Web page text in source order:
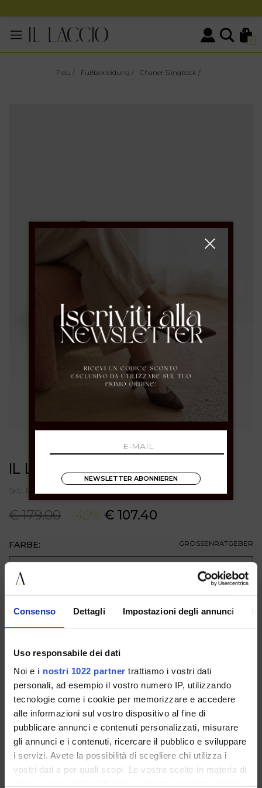
Consenso Dettagli Impostazioni degli annunci
Uso responsabile dei dati
Noi e i nostri 1022 partner trattiamo i vostri dati
personali, ad esempio il vostro numero IP, utilizzando
tecnologie come i cookie per memorizzare e accedere
alle informazioni sul vostro dispositivo al fine di
pubblicare annunci e contenuti personalizzati, misurare
gli annunci e i contenuti, ricercare il pubblico e sviluppare
i servizi. Avete la possibilità di scegliere chi utilizza i
vostri dati e per quali scopi. Le vostre scelte in materia di
0
Frau / Fußbekleidung / Chanel-Slingback /
IL LACCIO
SKU: R1910PITONEJEANS
€ 179.00 -40% € 107.40
FARBE: GRÖSSENRATGEBER
ZUM WARENKORB HINZUFÜGEN
VERFÜGBAR IN
R1910PITONET.MORO
NEWSLETTER ABONNIEREN